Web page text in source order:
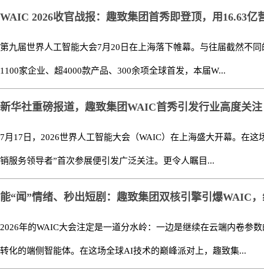
WAIC 2026收官战报：趣致集团首秀即登顶，用16.63亿
第九届世界人工智能大会7月20日在上海落下帷幕。与往届截然不
1100家企业、超4000款产品、300余项全球首发，本届W...
新华社重磅报道，趣致集团WAIC首秀引发行业高度关注
7月17日，2026世界人工智能大会（WAIC）在上海盛大开幕。在
销服务领导者”首次参展便引发广泛关注。更令人瞩目...
能“闻”情绪、秒出短剧：趣致集团双核引擎引爆WAIC
2026年的WAIC大会注定是一道分水岭：一边是继续在云端内卷参
转化的端侧智能体。在这场全球AI技术的巅峰派对上，趣致集...